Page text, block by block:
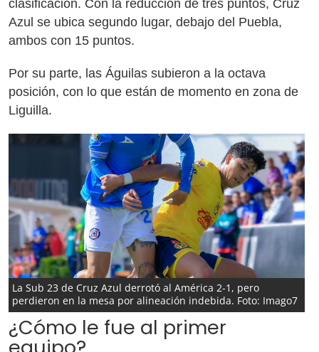
clasificación. Con la reducción de tres puntos, Cruz
Azul se ubica segundo lugar, debajo del Puebla,
ambos con 15 puntos.
Por su parte, las Águilas subieron a la octava
posición, con lo que están de momento en zona de
Liguilla.
La Sub 23 de Cruz Azul derrotó al América 2-1, pero
perdieron en la mesa por alineación indebida. Foto: Imago7
¿Cómo le fue al primer